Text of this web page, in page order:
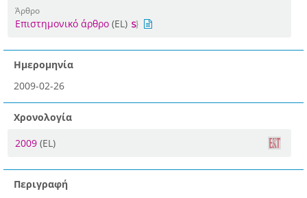
Άρθρο
Επιστημονικό άρθρο (EL)
Ημερομηνία
2009-02-26
Χρονολογία
2009 (EL)
Περιγραφή